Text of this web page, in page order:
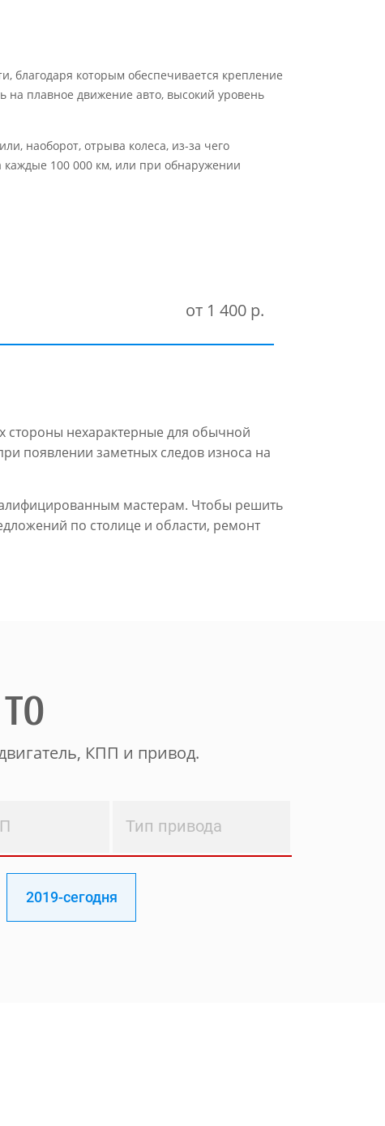
благодаря которым обеспечивается крепление
на плавное движение авто, высокий уровень
наоборот, отрыва колеса, из-за чего
каждые 100 000 км, или при обнаружении
от 1 400 р.
стороны нехарактерные для обычной
появлении заметных следов износа на
мастерам. Чтобы решить
по столице и области, ремонт
КПП и привод.
Тип привода
2019-сегодня